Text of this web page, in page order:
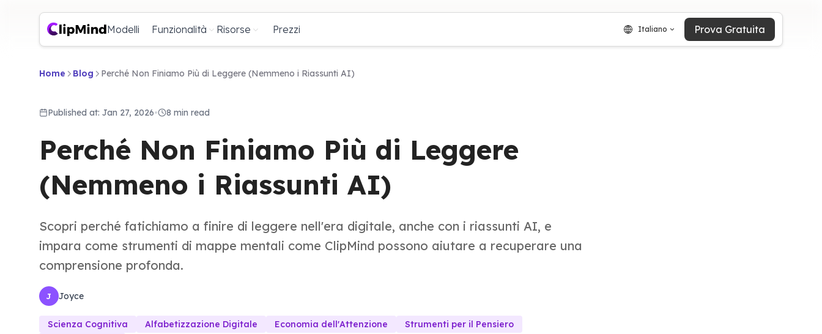
Modelli Funzionalità Risorse Prezzi Italiano Prova Gratuita
Home Blog Perché Non Finiamo Più di Leggere (Nemmeno i Riassunti AI)
Published at: Jan 27, 2026• 8 min read
Perché Non Finiamo Più di Leggere
(Nemmeno i Riassunti AI)
Scopri perché fatichiamo a finire di leggere nell'era digitale, anche con i riassunti AI, e
impara come strumenti di mappe mentali come ClipMind possono aiutare a recuperare una
comprensione profonda.
J Joyce
Scienza Cognitiva Alfabetizzazione Digitale Economia dell'Attenzione
Strumenti per il Pensiero